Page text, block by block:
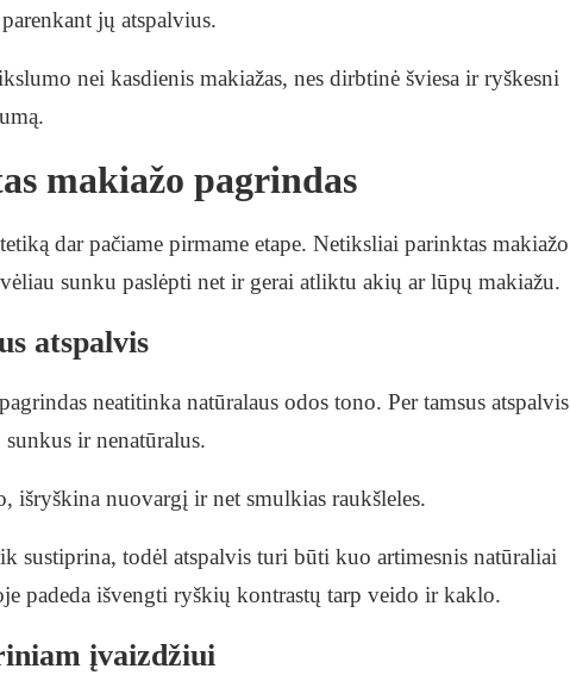
jų atspalvius.
nei kasdienis makiažas, nes dirbtinė šviesa ir ryškesni
makiažo pagrindas
dar pačiame pirmame etape. Netiksliai parinktas makiažo
sunku paslėpti net ir gerai atliktu akių ar lūpų makiažu.
atspalvis
neatitinka natūralaus odos tono. Per tamsus atspalvis
ir nenatūralus.
išryškina nuovargį ir net smulkias raukšleles.
sustiprina, todėl atspalvis turi būti kuo artimesnis natūraliai
padeda išvengti ryškių kontrastų tarp veido ir kaklo.
įvaizdžiui